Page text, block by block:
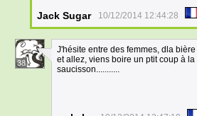
Jack Sugar 10/12/2014 12:44:28
38
J'hésite entre des femmes, dla
et allez, viens boire un ptit coup à
saucisson...........